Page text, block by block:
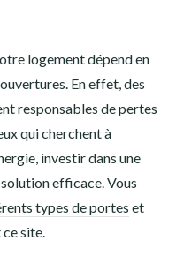
logement dépend en
En effet, des
responsables de pertes
qui cherchent à
investir dans une
efficace. Vous
types de portes et
site.